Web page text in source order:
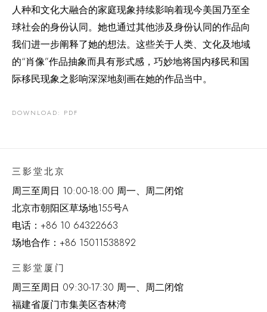
人种和文化大融合的家庭现象持续影响着现今美国乃至全
球社会的身份认同。她也通过其他涉及身份认同的作品向
我们进一步阐释了她的想法。这些关于人类、文化及地域
的“肖像”作品抽象而具有形式感，巧妙地将国内移民和国
际移民现象之影响深深地刻画在她的作品当中。
DOWNLOAD: PDF
三影堂北京
周三至周日 10:00-18:00 周一、周二闭馆
北京市朝阳区草场地155号A
电话： +86 10 64322663
场地合作：+86 15011538892
三影堂厦门
周三至周日 09:30-17:30 周一、周二闭馆
福建省厦门市集美区杏林湾